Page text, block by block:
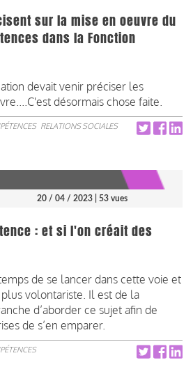
sur la mise en oeuvre du
dans la Fonction
devait venir préciser les
désormais chose faite.
RELATIONS SOCIALES
20 / 04 / 2023 | 53 vues
: et si l'on créait des
de se lancer dans cette voie et
volontariste. Il est de la
d’aborder ce sujet afin de
de s’en emparer.